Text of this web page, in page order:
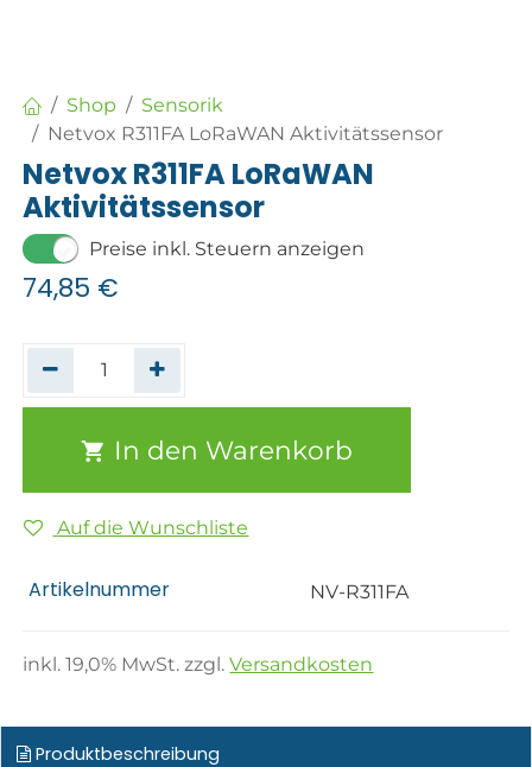
Shop
Sensorik
Netvox R311FA LoRaWAN Aktivitätssensor
Netvox R311FA LoRaWAN
Aktivitätssensor
Preise inkl. Steuern anzeigen
74,85 €
In den Warenkorb
Auf die Wunschliste
Artikelnummer NV-R311FA
inkl.19,0% MwSt. zzgl.Versandkosten
Produktbeschreibung